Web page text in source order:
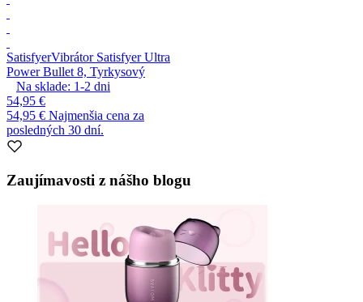
SatisfyerVibrátor Satisfyer Ultra
Power Bullet 8, Tyrkysový
Na sklade: 1-2 dni
54,95 €
54,95 € Najmenšia cena za
posledných 30 dní.
Zaujímavosti z nášho blogu